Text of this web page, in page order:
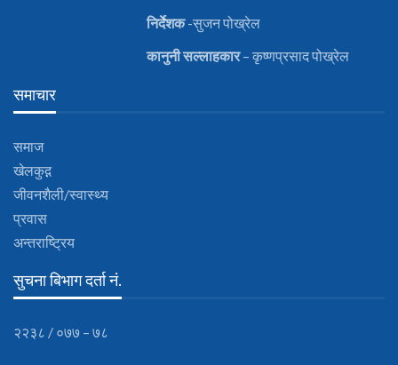
निर्देशक-सुजन पोख्रेल
कानुनीसल्लाहकार– कृष्णप्रसाद पोख्रेल
समाचार
समाज
खेलकुद़़
जीवनशैली/स्वास्थ्य
प्रवास
अन्तराष्ट्रिय
सुचना बिभाग दर्ता नं.
२२३८ / ०७७ – ७८